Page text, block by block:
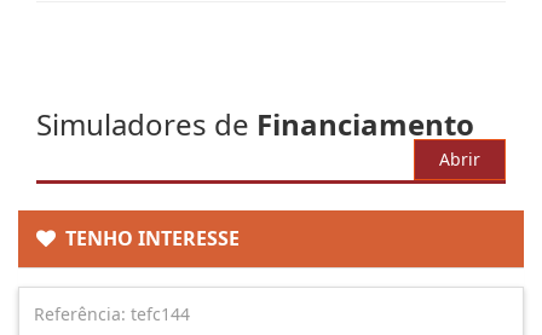
Simuladores de Financiamento
Abrir
TENHO INTERESSE